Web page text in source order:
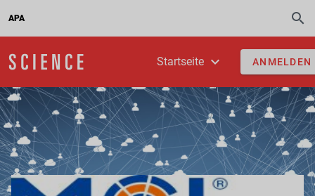
APA
Startseite ANMELDEN